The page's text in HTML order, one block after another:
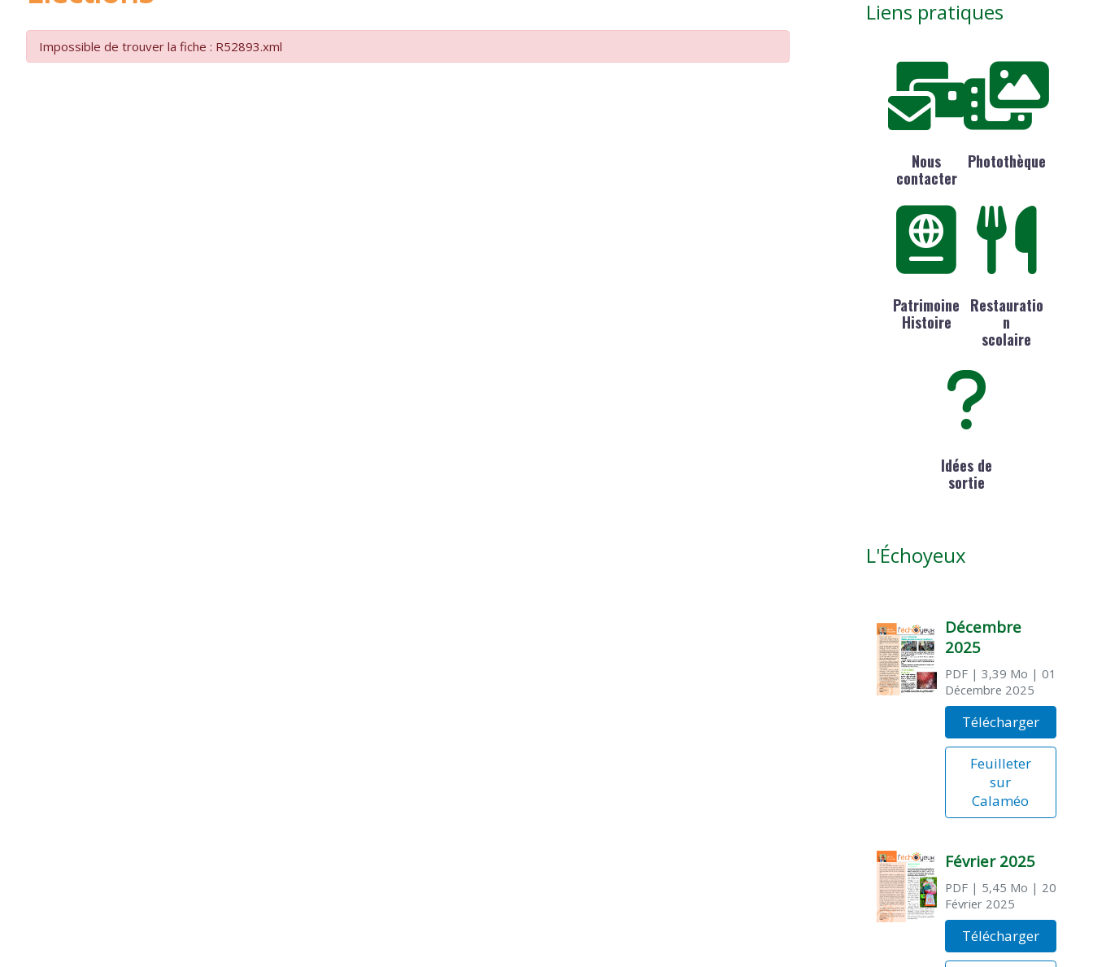
Impossible de trouver la fiche : R52893.xml
Liens pratiques
Nous
contacter
Photothèque
Patrimoine
Histoire
Restauratio
n
scolaire
Idées de
sortie
L'Échoyeux
Décembre
2025
PDF| 3,39 Mo | 01
Décembre 2025
Télécharger
Feuilleter
sur
Calaméo
Février 2025
PDF| 5,45 Mo | 20
Février 2025
Télécharger